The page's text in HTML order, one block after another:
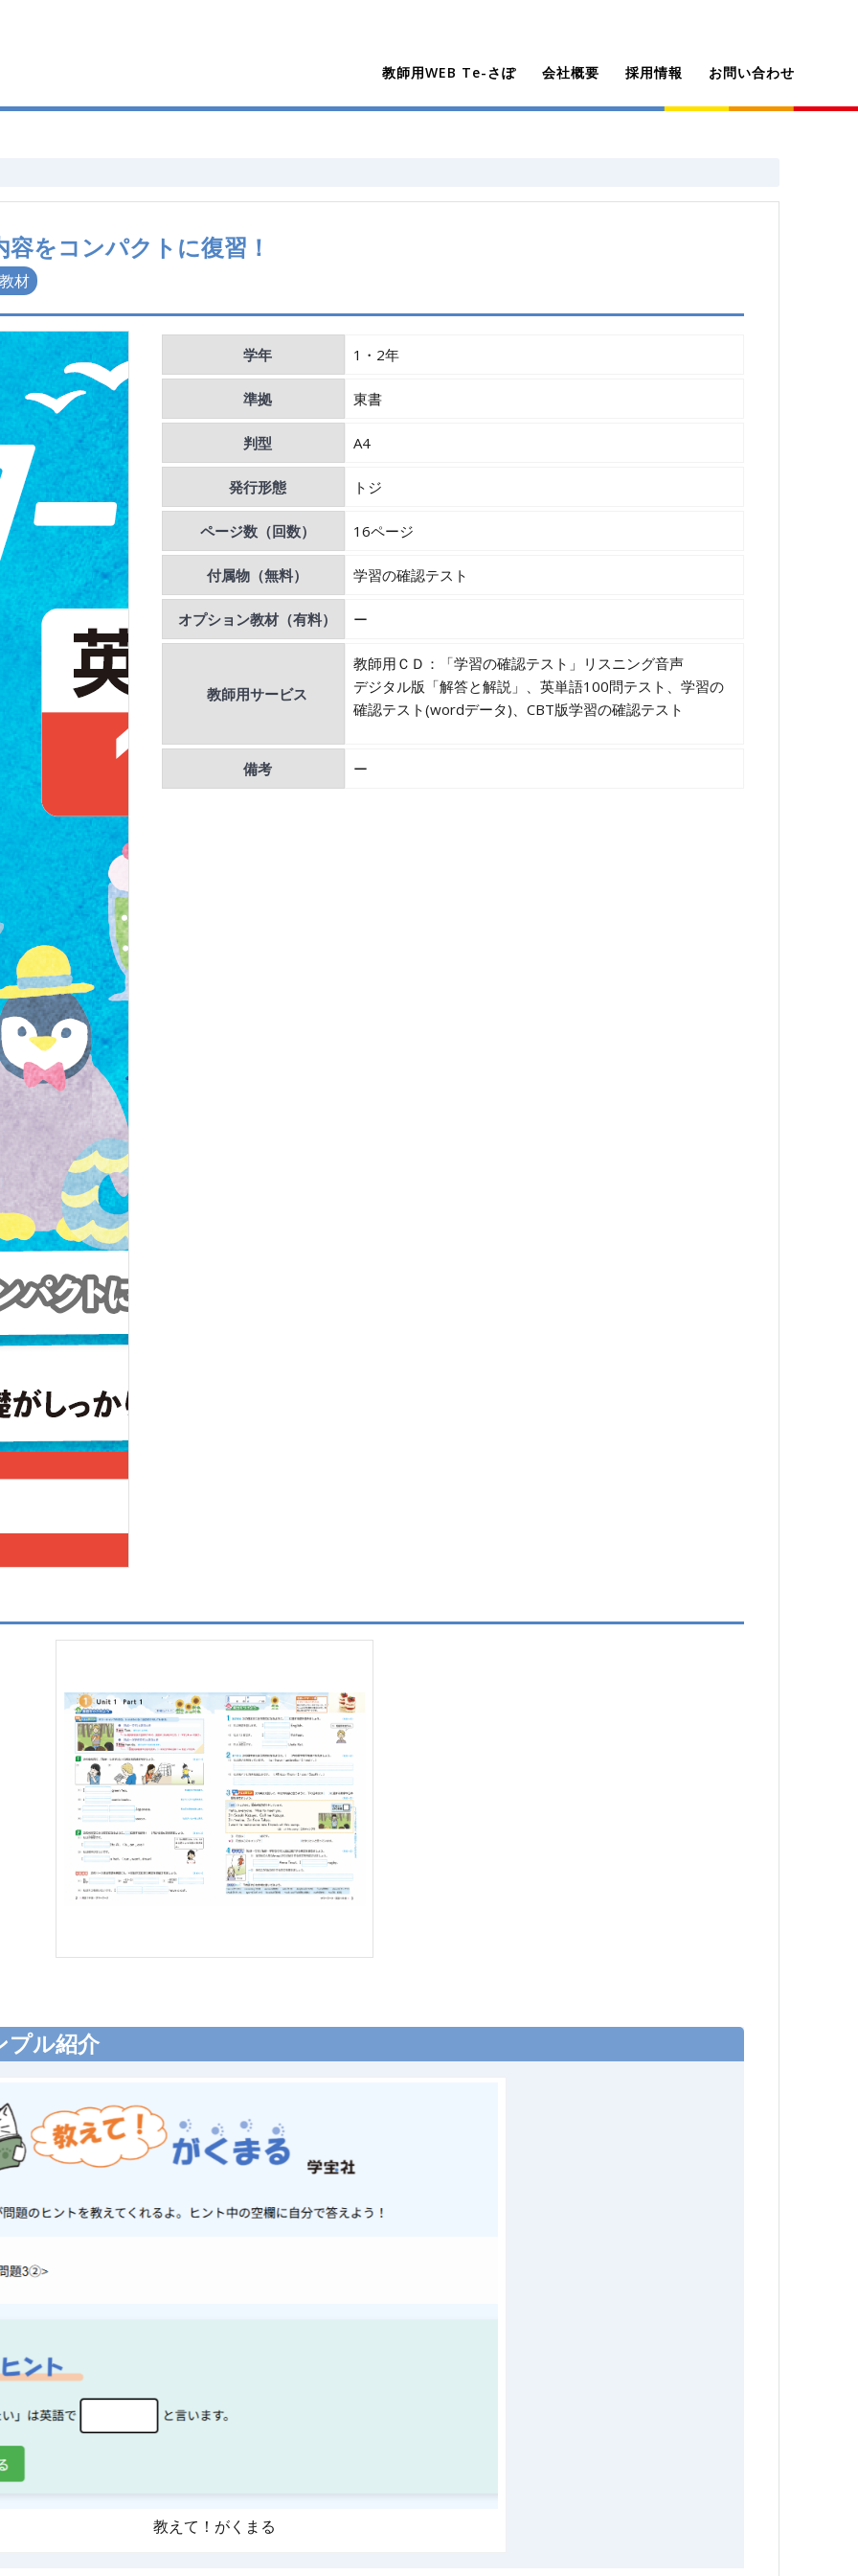
教師用WEB Te-さぽ 会社概要 採用情報 お問い合わせ
をコンパクトに復習！
材
学年 1・2年
準拠 東書
判型 A4
発行形態 トジ
ページ数（回数） 16ページ
付属物（無料） 学習の確認テスト
オプション教材（有料） ー
教師用サービス
教師用ＣＤ：「学習の確認テスト」リスニング音声
デジタル版「解答と解説」、英単語100問テスト、学習の
確認テスト(wordデータ)、CBT版学習の確認テスト
備考 ー
プル紹介
教えて！がくまる